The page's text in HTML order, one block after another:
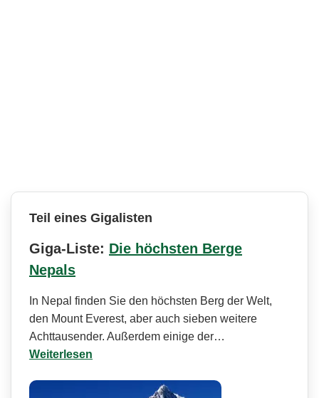
Teil eines Gigalisten
Giga-Liste: Die höchsten Berge
Nepals
In Nepal finden Sie den höchsten Berg der Welt,
den Mount Everest, aber auch sieben weitere
Achttausender. Außerdem einige der…
Weiterlesen